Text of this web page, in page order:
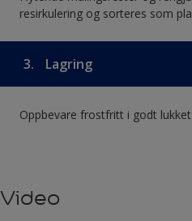
resirkulering og sorteres som
3. Lagring
Oppbevare frostfritt i godt
Video